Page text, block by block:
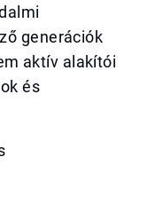
generációk
aktív alakítói
és